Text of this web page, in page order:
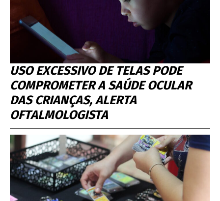
USO EXCESSIVO DE TELAS PODE
COMPROMETER A SAÚDE OCULAR
DAS CRIANÇAS, ALERTA
OFTALMOLOGISTA